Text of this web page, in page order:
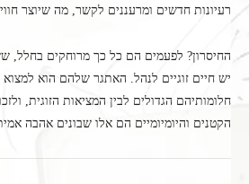
רעיונות חדשים ומרעננים לקשר, מה שיוצר
החיסרון? לפעמים הם כל כך מרוחקים בחלל,
יש חיים זוגיים לנהל. האתגר שלהם הוא
חלומותיהם הגדולים לבין המציאות הזוגית,
הקטנים והיומיומיים הם אלו שבונים אהבה